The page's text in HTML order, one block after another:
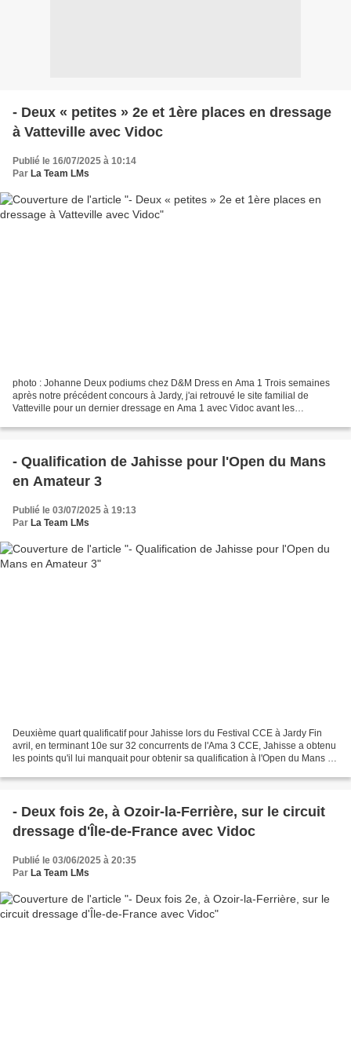
​​​​​​​- Deux « petites » 2e et 1ère places en dressage
à Vatteville avec Vidoc
Publié le 16/07/2025 à 10:14
Par La Team LMs
photo : Johanne Deux podiums chez D&M Dress en Ama 1 Trois semaines
après notre précédent concours à Jardy, j'ai retrouvé le site familial de
Vatteville pour un dernier dressage en Ama 1 avec Vidoc avant les
- Qualification de Jahisse pour l'Open du Mans
en Amateur 3
Publié le 03/07/2025 à 19:13
Par La Team LMs
Deuxième quart qualificatif pour Jahisse lors du Festival CCE à Jardy Fin
avril, en terminant 10e sur 32 concurrents de l'Ama 3 CCE, Jahisse a obtenu
les points qu'il lui manquait pour obtenir sa qualification à l'Open du Mans en
- Deux fois 2e, à Ozoir-la-Ferrière, sur le circuit
dressage d'Île-de-France avec Vidoc
Publié le 03/06/2025 à 20:35
Par La Team LMs